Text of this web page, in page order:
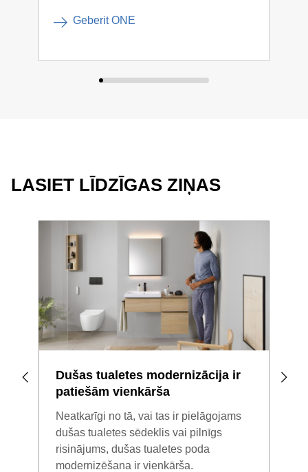
Geberit ONE
LASIET LĪDZĪGAS ZIŅAS
Dušas tualetes modernizācija ir
patiešām vienkārša
Neatkarīgi no tā, vai tas ir pielāgojams
dušas tualetes sēdeklis vai pilnīgs
risinājums, dušas tualetes poda
modernizēšana ir vienkārša.